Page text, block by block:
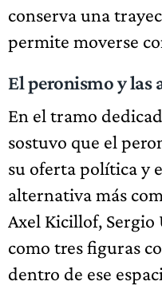
conserva una
permite moverse
El peronismo y las
En el tramo
sostuvo que el
su oferta política y
alternativa más
Axel Kicillof, Sergio
como tres figuras
dentro de ese